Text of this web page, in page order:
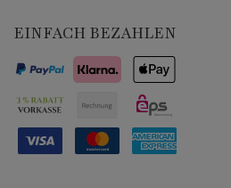
EINFACH BEZAHLEN